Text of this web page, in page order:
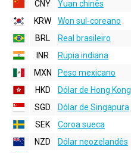
CNY
Yuan chinês
KRW
Won sul-coreano
BRL
Real brasileiro
INR
Rupia indiana
MXN
Peso mexicano
HKD
Dólar de Hong Kong
SGD
Dólar de Singapura
SEK
Coroa sueca
NZD
Dólar neozelandês